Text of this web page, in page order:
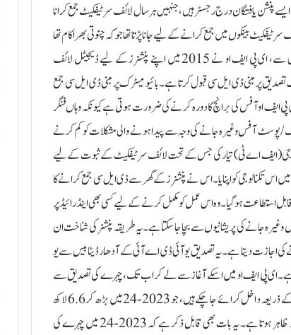
جون۔ایمپلائز پروویڈنٹ فنڈ آرگنائزیشن (ای پی ایف او) کے تحت 78 لاکھ ایسے پنشن یافتگان درج رجسٹر ہیں، جنہیں ہر سال لائف سرٹیفکیٹ جمع کرانا
بینکوں میں جمع کرانے کے لیے جانا پڑتا تھا جو کہ چنوتی بھرا کام تھا
اور جس کی وجہ سے شکایات بھی پیدا ہوتی تھیں۔زندگی کو مزید سہل بنانے کی غرض سے، ای پی ایف او نے 2015 میں اپنے پنشنرز کے لیے ڈیجیٹل لائف
پر مبنی ڈی ایل سی قبول کرتا ہے۔ بائیو میٹرک پر مبنی ڈی ایل سی جمع
او آفس کی برانچ کا دورہ کرنے کی ضرورت ہوتی ہے کیونکہ وہاں فنگر
آفس وغیرہ جانے کی وجہ سے پیدا ہونے والی مشکلات کو کم کرنے
(ایف اے ٹی) تیار کی جس کے تحت لائف سرٹیفکیٹ کے ثبوت کے لیے
چہرے کی شناخت کی تکنالوجی کا استعمال کیا جا سکتا ہے۔ ای پی ایف او نے جولائی 2022 میں اس تکنالوجی کو اپنایا۔ اس نے پنشنرز کے گھر سے ڈی ایل سی جمع کرانے کا
استطاعت ہوگیا۔ وہ اس عمل کو مکمل کرنے کے لیے کسی بھی اینڈرائیڈ پر
جانے کی پریشانیوں سے بچا جا سکتا ہے۔یہ طریقہ پنشنر کی شناخت ان
دیتا ہے۔ یہ تصدیق یو آئی ڈی اے آئی کے آدھار ڈیٹا بیس سے یو
پی ایف او میں اسکے آغاز سے لے کر اب تک، چہرے کی تصدیق سے
متعلق تکنالوجی پر مبنی ڈی ایل سی 2022-23 میں 2.1 لاکھ سے زائد پنشن یافتگان کے ذریعہ داخل کرائے جا چکے ہیں، جو 2023-24 میں بڑھ کر 6.6 لاکھ
ہوگئے، جس سے اس تکنالوجی کے استعمال میں سال بہ سال بنیاد پر 200 فیصد کا اضافہ ظاہر ہوتا ہے۔ یہ بات بھی قابل ذکر ہے کہ 2023-24 میں چہرے کی